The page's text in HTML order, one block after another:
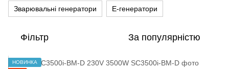
Зварювальні генератори Е-генератори
Фільтр За популярністю
НОВИНКА